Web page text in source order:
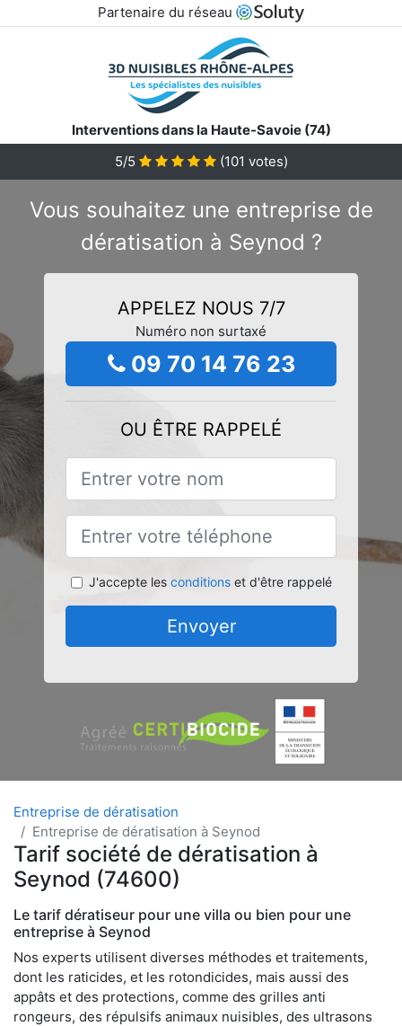
Partenaire du réseau
Interventions dans la Haute-Savoie (74)
5/5
(101 votes)
Vous souhaitez une entreprise de
dératisation à Seynod ?
APPELEZ NOUS 7/7
Numéro non surtaxé
09 70 14 76 23
OU ÊTRE RAPPELÉ
J'accepte les conditionset d'être rappelé
Envoyer
Entreprise de dératisation
Entreprise de dératisation à Seynod
Tarif société de dératisation à
Seynod (74600)
Le tarif dératiseur pour une villa ou bien pour une
entreprise à Seynod
Nos experts utilisent diverses méthodes et traitements,
dont les raticides, et les rotondicides, mais aussi des
appâts et des protections, comme des grilles anti
rongeurs, des répulsifs animaux nuisibles, des ultrasons